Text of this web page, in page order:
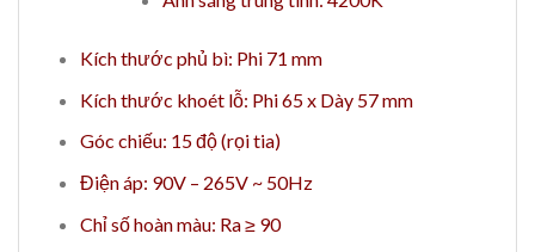
Kích thước phủ bì: Phi 71 mm
Kích thước khoét lỗ: Phi 65 x Dày 57 mm
Góc chiếu: 15 độ (rọi tia)
Điện áp: 90V – 265V ~ 50Hz
Chỉ số hoàn màu: Ra ≥ 90